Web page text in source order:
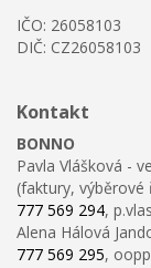
IČO: 26058103
DIČ: CZ26058103
Kontakt
BONNO
Pavla Vlášková -
(faktury, výběrové
777 569 294,
Alena Hálová
777 569 295,